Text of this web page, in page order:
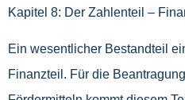
Kapitel 8: Der Zahlenteil –
Ein wesentlicher Bestandteil
Finanzteil. Für die